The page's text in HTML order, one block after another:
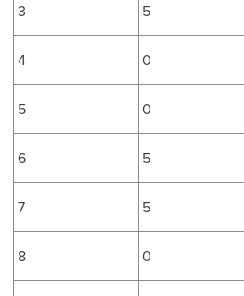
3 5
4 0
5 0
6 5
7 5
8 0